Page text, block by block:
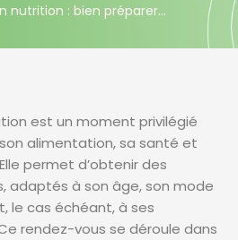
nutrition : bien préparer…
est un moment privilégié
alimentation, sa santé et
permet d’obtenir des
adaptés à son âge, son mode
le cas échéant, à ses
rendez-vous se déroule dans